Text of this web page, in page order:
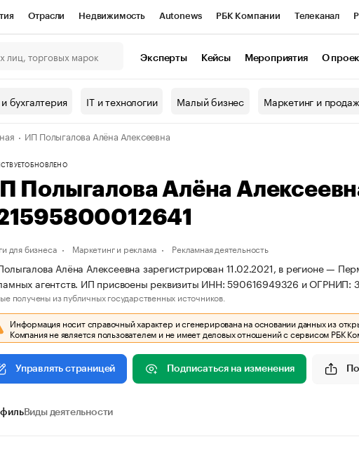
Отрасли Недвижимость Autonews РБК Компании Телеканал
Проверка контрагентов
валюты
Эксперты Кейсы Мероприятия О
бухгалтерия IT и технологии Малый бизнес Маркетинг и
ИП Полыгалова Алёна Алексеевна
ОБНОВЛЕНО
Полыгалова Алёна
для бизнеса Маркетинг и реклама Рекламная деятельность
Алёна Алексеевна зарегистрирован 11.02.2021, в регионе —
агентств. ИП присвоены реквизиты ИНН: 590616949326 и ОГРНИП:
получены из публичных государственных источников.
Информация носит справочный характер и сгенерирована на основании данных из
Компания не является пользователем и не имеет деловых отношений с сервисом РБК
Управлять страницей Подписаться на изменения
Виды деятельности